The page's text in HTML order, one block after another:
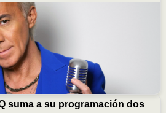
suma a su programación dos